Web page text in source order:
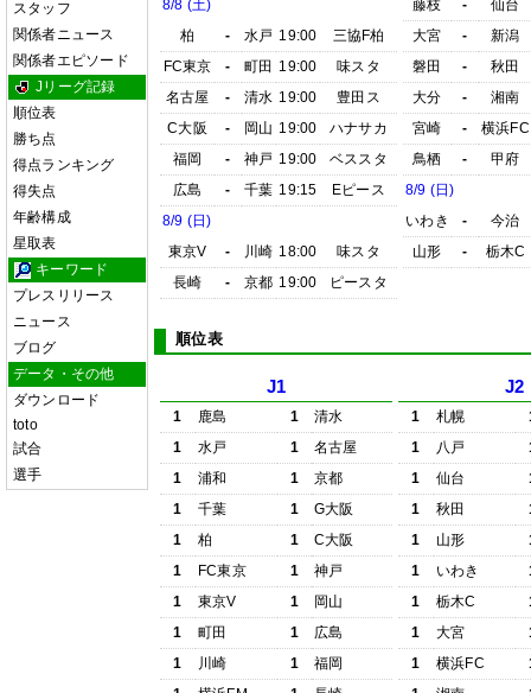
スタッフ
関係者ニュース
関係者エピソード
Jリーグ記録
順位表
勝ち点
得点ランキング
得失点
年齢構成
星取表
キーワード
プレスリリース
ニュース
ブログ
データ・その他
ダウンロード
toto
試合
選手
8/8 (土)
柏
- 水戸 19:00
三協F柏
FC東京
- 町田 19:00
味スタ
名古屋
- 清水 19:00
豊田ス
C大阪
- 岡山 19:00
ハナサカ
福岡
- 神戸 19:00
ベススタ
広島
- 千葉 19:15
Eピース
8/9 (日)
東京V
- 川崎 18:00
味スタ
長崎
- 京都 19:00 ピースタ
藤枝
-
仙台
大宮
-
新潟
磐田
-
秋田
大分
-
湘南
宮崎
-
横浜FC
鳥栖
-
甲府
8/9 (日)
いわき
-
今治
山形
- 栃木C
順位表
J1
1 鹿島 1
清水
1
水戸 1
名古屋
1
浦和 1
京都
1
千葉 1
G大阪
1
柏 1
C大阪
1
FC東京 1
神戸
1
東京V 1
岡山
1
町田 1
広島
1
川崎 1
福岡
J2
1 札幌
1
八戸
1
仙台
1
秋田
1
山形
1
いわき
1
栃木C
1
大宮
1
横浜FC